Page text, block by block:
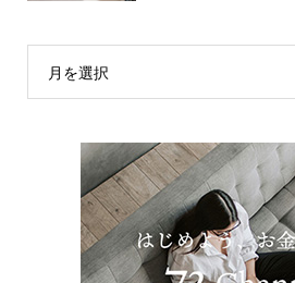
月を選択